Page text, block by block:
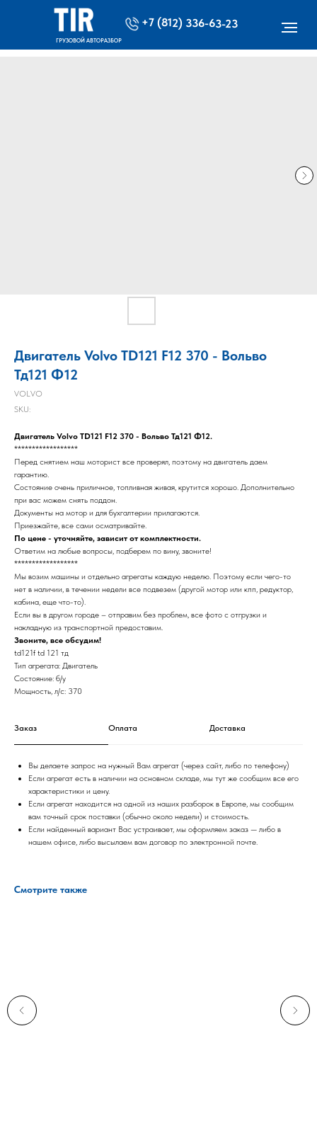
+7 (812) 336-63-23
ГРУЗОВОЙ АВТОРАЗБОР
Двигатель Volvo TD121 F12 370 - Вольво
Тд121 Ф12
VOLVO
SKU:
Двигатель Volvo TD121 F12 370 - Вольво Тд121 Ф12.
******************
Перед снятием наш моторист все проверял, поэтому на двигатель даем
гарантию.
Состояние очень приличное, топливная живая, крутится хорошо. Дополнительно
при вас можем снять поддон.
Документы на мотор и для бухгалтерии прилагаются.
Приезжайте, все сами осматривайте.
По цене - уточняйте, зависит от комплектности.
Ответим на любые вопросы, подберем по вину, звоните!
******************
Мы возим машины и отдельно агрегаты каждую неделю. Поэтому если чего-то
нет в наличии, в течении недели все подвезем (другой мотор или кпп, редуктор,
кабина, еще что-то).
Если вы в другом городе – отправим без проблем, все фото с отгрузки и
накладную из транспортной предоставим.
Звоните, все обсудим!
td121f td 121 тд
Тип агрегата: Двигатель
Состояние: б/у
Мощность, л/с: 370
Заказ Оплата Доставка
Вы делаете запрос на нужный Вам агрегат (через сайт, либо по телефону)
Если агрегат есть в наличии на основном складе, мы тут же сообщим все его
характеристики и цену.
Если агрегат находится на одной из наших разборок в Европе, мы сообщим
вам точный срок поставки (обычно около недели) и стоимость.
Если найденный вариант Вас устраивает, мы оформляем заказ — либо в
нашем офисе, либо высылаем вам договор по электронной почте.
Смотрите также